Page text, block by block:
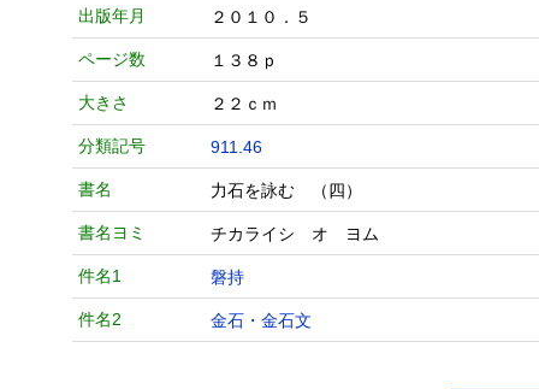
出版年月 ２０１０．５
ページ数 １３８ｐ
大きさ ２２ｃｍ
分類記号 911.46
書名 力石を詠む （四）
書名ヨミ チカライシ オ ヨム
件名1 磐持
件名2 金石・金石文